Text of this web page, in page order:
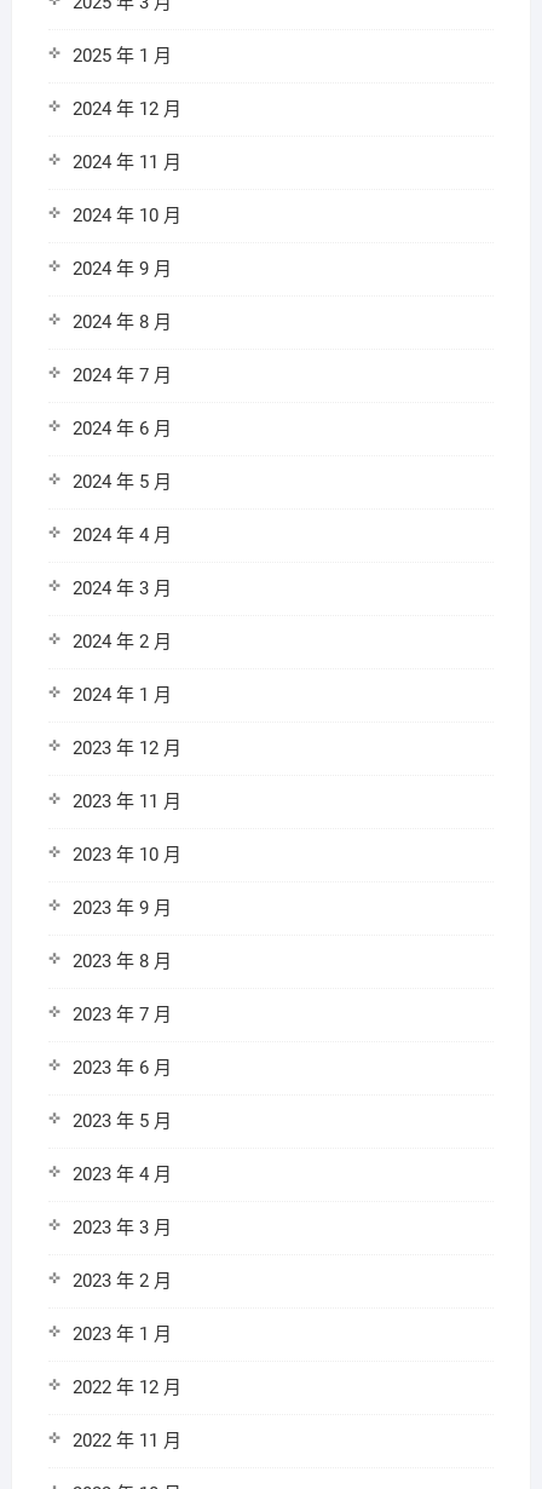
2025 年 1 月
2024 年 12 月
2024 年 11 月
2024 年 10 月
2024 年 9 月
2024 年 8 月
2024 年 7 月
2024 年 6 月
2024 年 5 月
2024 年 4 月
2024 年 3 月
2024 年 2 月
2024 年 1 月
2023 年 12 月
2023 年 11 月
2023 年 10 月
2023 年 9 月
2023 年 8 月
2023 年 7 月
2023 年 6 月
2023 年 5 月
2023 年 4 月
2023 年 3 月
2023 年 2 月
2023 年 1 月
2022 年 12 月
2022 年 11 月